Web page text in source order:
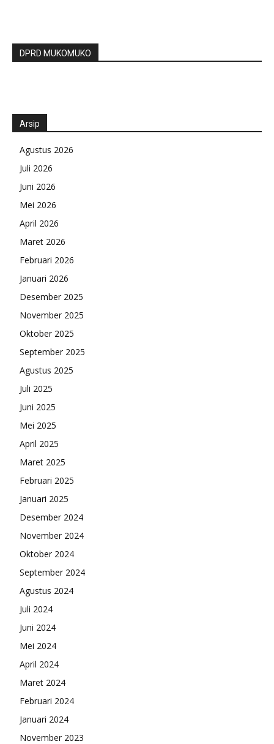
DPRD MUKOMUKO
Arsip
Agustus 2026
Juli 2026
Juni 2026
Mei 2026
April 2026
Maret 2026
Februari 2026
Januari 2026
Desember 2025
November 2025
Oktober 2025
September 2025
Agustus 2025
Juli 2025
Juni 2025
Mei 2025
April 2025
Maret 2025
Februari 2025
Januari 2025
Desember 2024
November 2024
Oktober 2024
September 2024
Agustus 2024
Juli 2024
Juni 2024
Mei 2024
April 2024
Maret 2024
Februari 2024
Januari 2024
November 2023